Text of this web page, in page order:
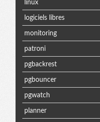
linux
logiciels libres
monitoring
patroni
pgbackrest
pgbouncer
pgwatch
planner